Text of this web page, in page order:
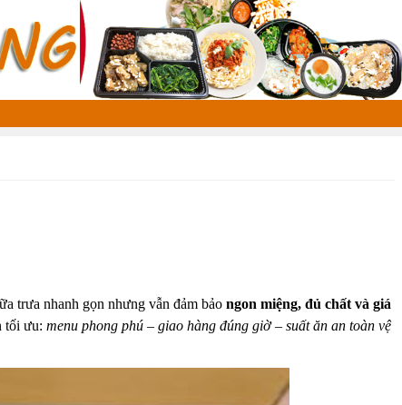
trưa nhanh gọn nhưng vẫn đảm bảo ngon miệng, đủ chất và giá
tối ưu: menu phong phú – giao hàng đúng giờ – suất ăn an toàn vệ